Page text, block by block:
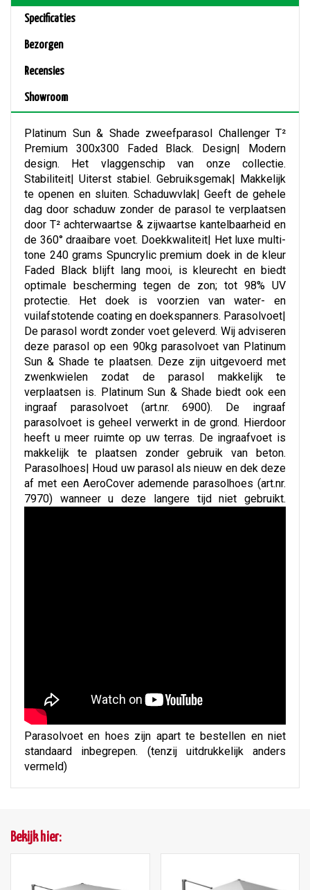
Specificaties
Bezorgen
Recensies
Showroom
Platinum Sun & Shade zweefparasol Challenger T²
Premium 300x300 Faded Black. Design| Modern
design. Het vlaggenschip van onze collectie.
Stabiliteit| Uiterst stabiel. Gebruiksgemak| Makkelijk
te openen en sluiten. Schaduwvlak| Geeft de gehele
dag door schaduw zonder de parasol te verplaatsen
door T² achterwaartse & zijwaartse kantelbaarheid en
de 360° draaibare voet. Doekkwaliteit| Het luxe multi-
tone 240 grams Spuncrylic premium doek in de kleur
Faded Black blijft lang mooi, is kleurecht en biedt
optimale bescherming tegen de zon; tot 98% UV
protectie. Het doek is voorzien van water- en
vuilafstotende coating en doekspanners. Parasolvoet|
De parasol wordt zonder voet geleverd. Wij adviseren
deze parasol op een 90kg parasolvoet van Platinum
Sun & Shade te plaatsen. Deze zijn uitgevoerd met
zwenkwielen zodat de parasol makkelijk te
verplaatsen is. Platinum Sun & Shade biedt ook een
ingraaf parasolvoet (art.nr. 6900). De ingraaf
parasolvoet is geheel verwerkt in de grond. Hierdoor
heeft u meer ruimte op uw terras. De ingraafvoet is
makkelijk te plaatsen zonder gebruik van beton.
Parasolhoes| Houd uw parasol als nieuw en dek deze
af met een AeroCover ademende parasolhoes (art.nr.
7970) wanneer u deze langere tijd niet gebruikt.
Parasolvoet en hoes zijn apart te bestellen en niet
standaard inbegrepen. (tenzij uitdrukkelijk anders
vermeld)
Bekijk hier: